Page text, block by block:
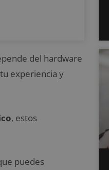
del hardware
experiencia y
, estos
puedes